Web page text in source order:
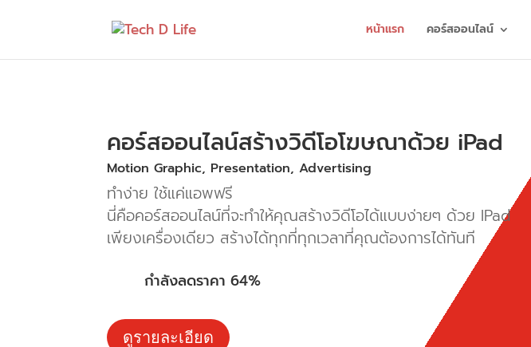
หน้าแรก คอร์สออนไลน์
คอร์สออนไลน์สร้างวิดีโอโฆษณาด้วย iPad
Motion Graphic, Presentation, Advertising
ทำง่าย ใช้แค่แอพฟรี
นี่คือคอร์สออนไลน์ที่จะทำให้คุณสร้างวิดีโอได้แบบง่ายๆ ด้วย IPad
เพียงเครื่องเดียว สร้างได้ทุกที่ทุกเวลาที่คุณต้องการได้ทันที
กำลังลดราคา 64%
ดูรายละเอียด